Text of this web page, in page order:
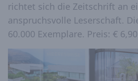
richtet sich die Zeitschrift an
anspruchsvolle Leserschaft.
60.000 Exemplare. Preis: € 6,90